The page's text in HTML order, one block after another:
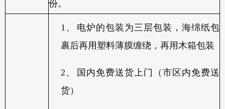
份。
1、
电炉的包装为三层包装，海绵纸包
裹后再用塑料薄膜缠绕，再用木箱包装
2、
国内免费送货上门（市区内免费送
货）